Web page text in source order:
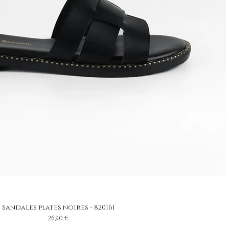
Sandales plates noires - 820161
Prix
26,90 €